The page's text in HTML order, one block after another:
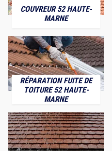
COUVREUR 52 HAUTE-
MARNE
RÉPARATION FUITE DE
TOITURE 52 HAUTE-
MARNE